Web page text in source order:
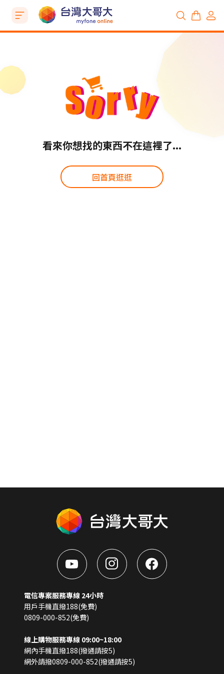
看來你想找的東西不在這裡了...
回首頁逛逛
電信專案服務專線 24小時
用戶手機直撥188(免費)
0809-000-852(免費)
線上購物服務專線 09:00~18:00
網內手機直撥188(撥通請按5)
網外請撥0809-000-852(撥通請按5)